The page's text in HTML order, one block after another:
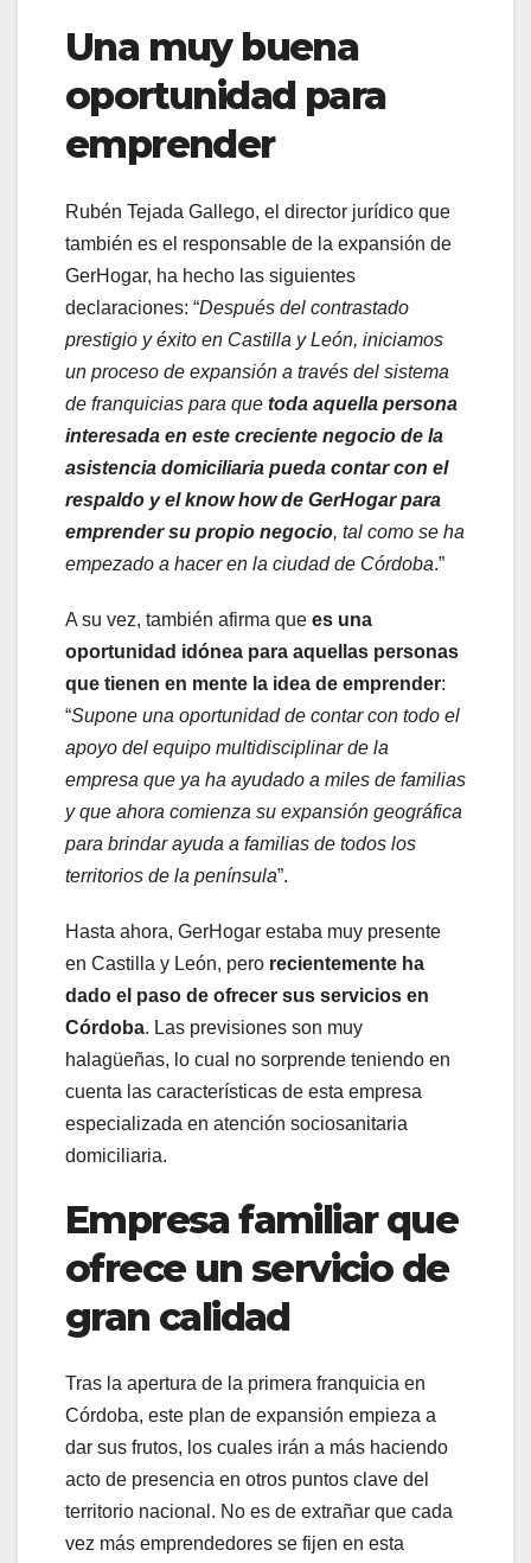
Una muy buena
oportunidad para
emprender
Rubén Tejada Gallego, el director jurídico que
también es el responsable de la expansión de
GerHogar, ha hecho las siguientes
declaraciones: “Después del contrastado
prestigio y éxito en Castilla y León, iniciamos
un proceso de expansión a través del sistema
de franquicias para que toda aquella persona
interesada en este creciente negocio de la
asistencia domiciliaria pueda contar con el
respaldo y el know how de GerHogar para
emprender su propio negocio, tal como se ha
empezado a hacer en la ciudad de Córdoba.”
A su vez, también afirma que es una
oportunidad idónea para aquellas personas
que tienen en mente la idea de emprender:
“Supone una oportunidad de contar con todo el
apoyo del equipo multidisciplinar de la
empresa que ya ha ayudado a miles de familias
y que ahora comienza su expansión geográfica
para brindar ayuda a familias de todos los
territorios de la península”.
Hasta ahora, GerHogar estaba muy presente
en Castilla y León, pero recientemente ha
dado el paso de ofrecer sus servicios en
Córdoba. Las previsiones son muy
halagüeñas, lo cual no sorprende teniendo en
cuenta las características de esta empresa
especializada en atención sociosanitaria
domiciliaria.
Empresa familiar que
ofrece un servicio de
gran calidad
Tras la apertura de la primera franquicia en
Córdoba, este plan de expansión empieza a
dar sus frutos, los cuales irán a más haciendo
acto de presencia en otros puntos clave del
territorio nacional. No es de extrañar que cada
vez más emprendedores se fijen en esta